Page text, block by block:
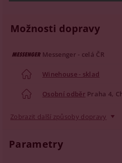
Možnosti dopravy
Messenger - celá ČR
Winehouse - sklad
Osobní odběr Praha 4,
Zobrazit další způsoby dopravy
Parametry